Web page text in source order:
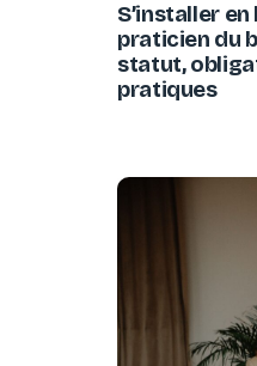
S’installer
praticien du
statut,
pratiques